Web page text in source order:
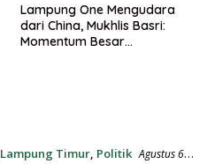
Lampung One Mengudara
dari China, Mukhlis Basri:
Momentum Besar
Lampung Timur, Politik Agustus 6,